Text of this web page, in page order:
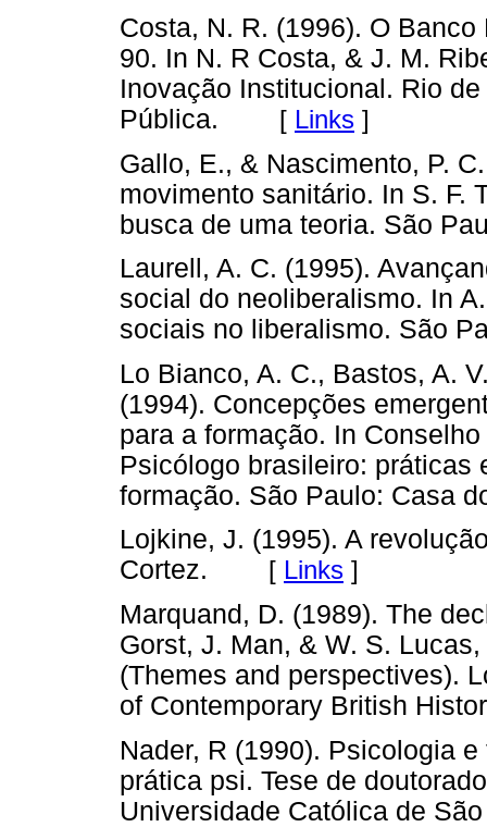
Costa, N. R. (1996). O
90. In N. R Costa, & J. M.
Inovação Institucional. Rio
Pública. [ Links ]
Gallo, E., & Nascimento, P.
movimento sanitário. In S. F.
busca de uma teoria. São
Laurell, A. C. (1995).
social do neoliberalismo. In
sociais no liberalismo. São
Lo Bianco, A. C., Bastos, A.
(1994). Concepções
para a formação. In
Psicólogo brasileiro: práticas
formação. São Paulo: Casa
Lojkine, J. (1995). A
Cortez. [ Links ]
Marquand, D. (1989). The
Gorst, J. Man, & W. S.
(Themes and perspectives).
of Contemporary British
Nader, R (1990). Psicologia
prática psi. Tese de
Universidade Católica de